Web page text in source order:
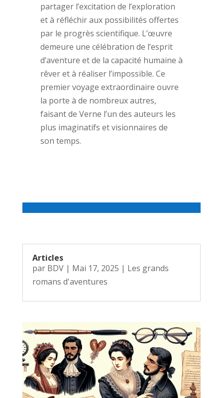
partager l’excitation de l’exploration
et à réfléchir aux possibilités offertes
par le progrès scientifique. L’œuvre
demeure une célébration de l’esprit
d’aventure et de la capacité humaine à
rêver et à réaliser l’impossible. Ce
premier voyage extraordinaire ouvre
la porte à de nombreux autres,
faisant de Verne l’un des auteurs les
plus imaginatifs et visionnaires de
son temps.
Articles
par BDV| Mai 17, 2025 | Les grands
romans d'aventures